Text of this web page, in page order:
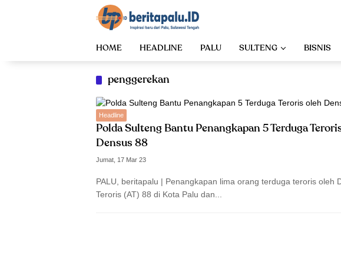
HOME HEADLINE PALU SULTENG BISNIS
penggerekan
Headline
Polda Sulteng Bantu Penangkapan 5 Terduga
Densus 88
Jumat, 17 Mar 23
PALU, beritapalu | Penangkapan lima orang terduga teroris oleh
Teroris (AT) 88 di Kota Palu dan...